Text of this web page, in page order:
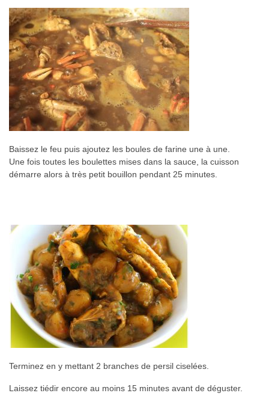
Baissez le feu puis ajoutez les boules de farine une à une.
Une fois toutes les boulettes mises dans la sauce, la cuisson
démarre alors à très petit bouillon pendant 25 minutes.
Terminez en y mettant 2 branches de persil ciselées.
Laissez tiédir encore au moins 15 minutes avant de déguster.